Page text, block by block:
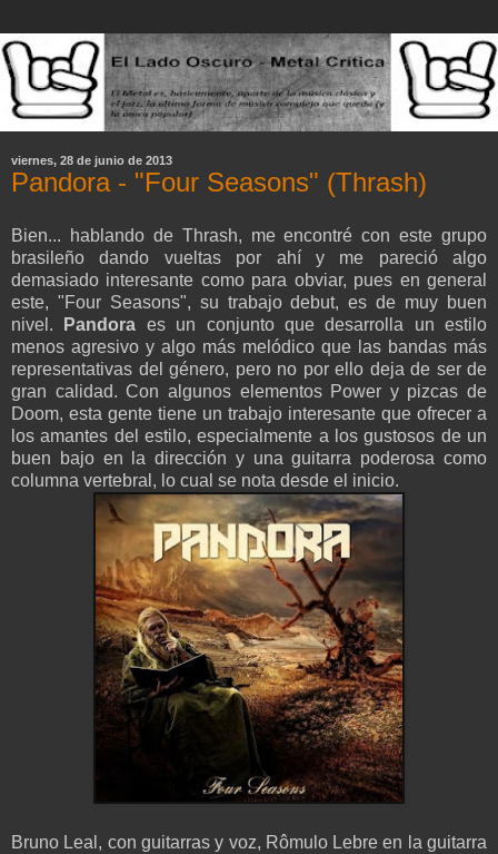
viernes, 28 de junio de 2013
Pandora - "Four Seasons" (Thrash)
Bien... hablando de Thrash, me encontré con este grupo
brasileño dando vueltas por ahí y me pareció algo
demasiado interesante como para obviar, pues en general
este, "Four Seasons", su trabajo debut, es de muy buen
nivel.
Pandora es un conjunto que desarrolla un estilo
menos agresivo y algo más melódico que las bandas más
representativas del género, pero no por ello deja de ser de
gran calidad. Con algunos elementos Power y pizcas de
Doom, esta gente tiene un trabajo interesante que ofrecer a
los amantes del estilo, especialmente a los gustosos de un
buen bajo en la dirección y una guitarra poderosa como
columna vertebral, lo cual se nota desde el inicio.
Bruno Leal, con guitarras y voz, Rômulo Lebre en la guitarra